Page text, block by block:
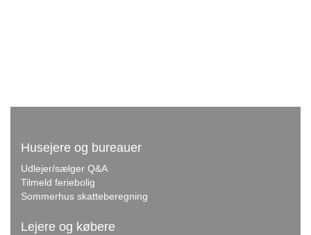
Husejere og bureauer
Udlejer/sælger Q&A
Tilmeld feriebolig
Sommerhus skatteberegning
Lejere og købere